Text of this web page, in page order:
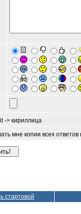
-> кириллица
мне копии всех
стартовой